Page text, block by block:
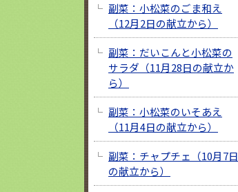
副菜：小松菜のごま和え
（12月2日の献立から）
副菜：だいこんと小松菜の
サラダ（11月28日の献立か
ら）
副菜：小松菜のいそあえ
（11月4日の献立から）
副菜：チャプチェ（10月7日
の献立から）